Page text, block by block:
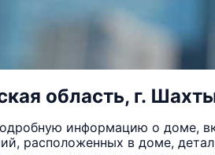
область, г.
информацию о доме,
расположенных в доме,